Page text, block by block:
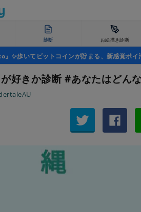
診断 お絵描き診断
』✨歩いてビットコインが貯まる、新感覚ポ
好きか診断 #あなたはどん